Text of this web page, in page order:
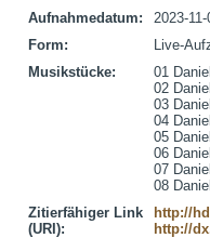
Aufnahmedatum:
2023-11-
Form:
Live-
Musikstücke:
01
02
03
04
05
06
07
08
Zitierfähiger Link
(URI):
http://
http://